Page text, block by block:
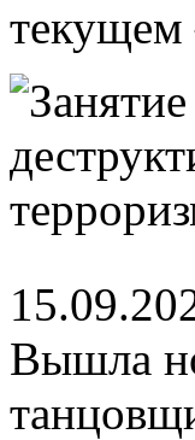
текущем
Вышла